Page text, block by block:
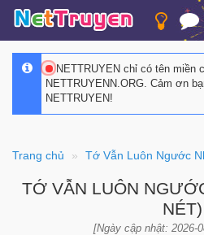
NETTRUYEN chỉ có tên miền
NETTRUYENN.ORG. Cảm ơn
NETTRUYEN!
Trang chủ Tớ Vẫn Luôn Ngước
TỚ VẪN LUÔN
NÉT)
[Ngày cập nhật: 2026-